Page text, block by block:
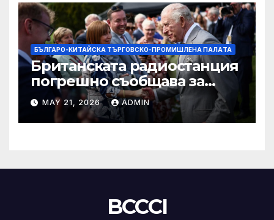
БЪЛГАРО-КИТАЙСКА ТЪРГОВСКО-ПРОМИШЛЕНА ПАЛAТА
Британската радиостанция
погрешно съобщава за
смъртта на крал Чарлз
MAY 21, 2026 ADMIN
BCCCI